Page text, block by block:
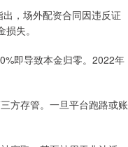
，场外配资合同因违反证
失。
即导致本金归零。2022年
方存管。一旦平台跑路或账